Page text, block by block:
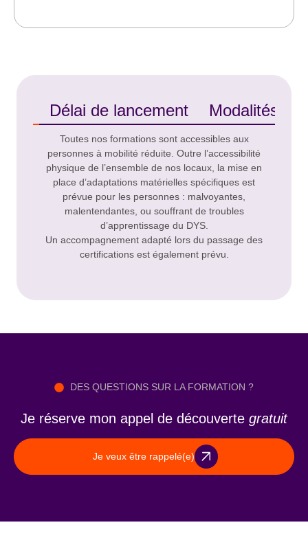
Délai de lancement Modalités
Toutes nos formations sont accessibles aux
personnes à mobilité réduite. Outre l’accessibilité
physique de l’ensemble de nos locaux, la mise en
place d’adaptations matérielles spécifiques est
prévue pour les personnes : malvoyantes,
malentendantes, ou souffrant de troubles
d’apprentissage du DYS.
Un accompagnement adapté lors du passage des
certifications est également prévu.
DES QUESTIONS SUR LA FORMATION ?
Je réserve mon appel de découverte gratuit
Je veux être rappelé(e)